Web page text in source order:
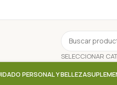
PERSONAL Y BELLEZA